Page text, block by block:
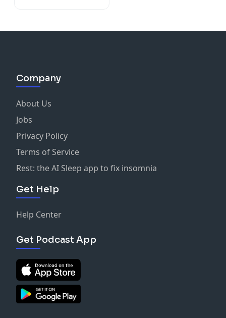
Company
About Us
Jobs
Privacy Policy
Terms of Service
Rest: the AI Sleep app to fix insomnia
Get Help
Help Center
Get Podcast App